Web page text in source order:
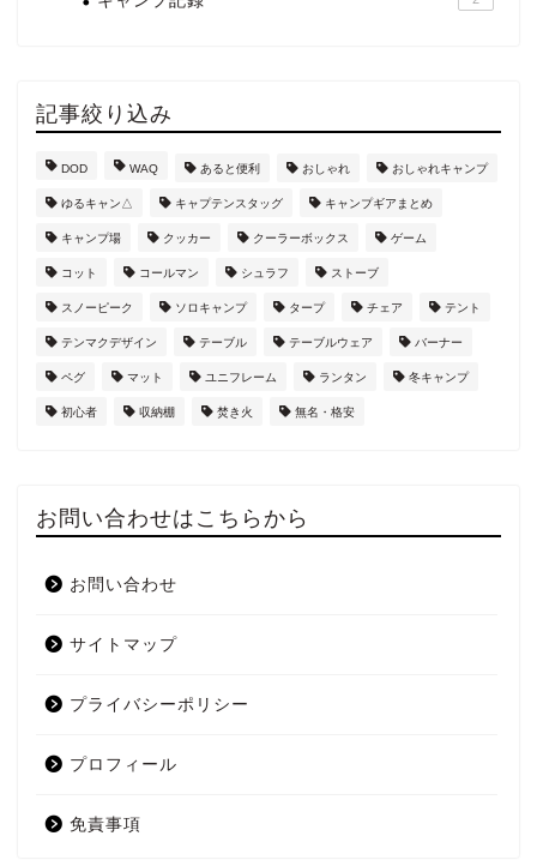
記事絞り込み
DOD WAQ あると便利 おしゃれ おしゃれキャンプ
ゆるキャン△ キャプテンスタッグ キャンプギアまとめ
キャンプ場 クッカー クーラーボックス ゲーム
コット コールマン シュラフ ストーブ
スノーピーク ソロキャンプ タープ チェア テント
テンマクデザイン テーブル テーブルウェア バーナー
ペグ マット ユニフレーム ランタン 冬キャンプ
初心者 収納棚 焚き火 無名・格安
お問い合わせはこちらから
お問い合わせ
サイトマップ
プライバシーポリシー
プロフィール
免責事項